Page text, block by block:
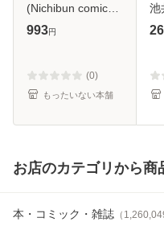
(Nichibun comics.
Karen comics) / 村
ール便送料無料】
993円
(0)
もったいない本舗
池
[
お店のカテゴリから商
本・コミック・雑誌 （